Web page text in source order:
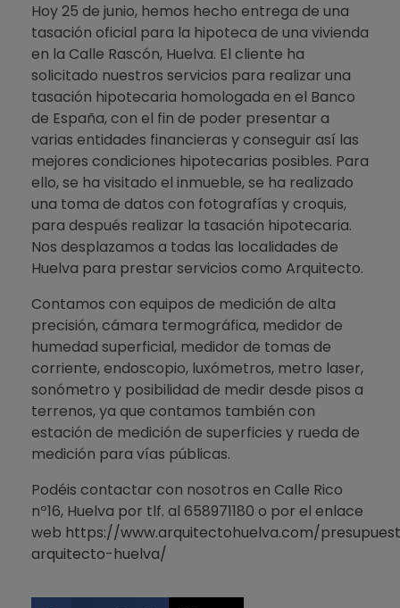
Hoy 25 de junio, hemos hecho entrega de una
tasación oficial para la hipoteca de una vivienda
en la Calle Rascón, Huelva. El cliente ha
solicitado nuestros servicios para realizar una
tasación hipotecaria homologada en el Banco
de España, con el fin de poder presentar a
varias entidades financieras y conseguir así las
mejores condiciones hipotecarias posibles. Para
ello, se ha visitado el inmueble, se ha realizado
una toma de datos con fotografías y croquis,
para después realizar la tasación hipotecaria.
Nos desplazamos a todas las localidades de
Huelva para prestar servicios como Arquitecto.
Contamos con equipos de medición de alta
precisión, cámara termográfica, medidor de
humedad superficial, medidor de tomas de
corriente, endoscopio, luxómetros, metro laser,
sonómetro y posibilidad de medir desde pisos a
terrenos, ya que contamos también con
estación de medición de superficies y rueda de
medición para vías públicas.
Podéis contactar con nosotros en Calle Rico
nº16, Huelva por tlf. al 658971180 o por el enlace
web https://www.arquitectohuelva.com/
arquitecto-huelva/